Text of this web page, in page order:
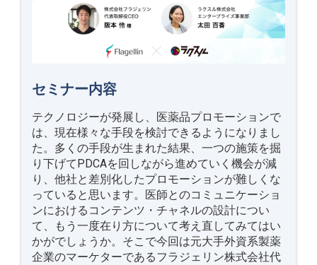
セミナー内容
テクノロジーが発展し、医薬品プロモーションで
は、現在様々な手段を検討できるようになりまし
た。多くの手段が生まれた結果、一つの施策を掘
り下げてPDCAを回しながら進めていく機会が減
り、他社と差別化したプロモーションが難しくな
っていると思います。医師とのコミュニケーショ
ンにおけるコンテンツ・チャネルの設計につい
て、もう一度在り方について考え直してみてはい
かがでしょうか。そこで今回は元大手外資系製薬
企業のマーケターであるフラジェリン株式会社代